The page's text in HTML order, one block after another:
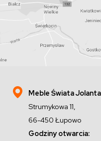
Meble Świata
Strumykowa 11,
66-450 Łupowo
Godziny otwarcia: